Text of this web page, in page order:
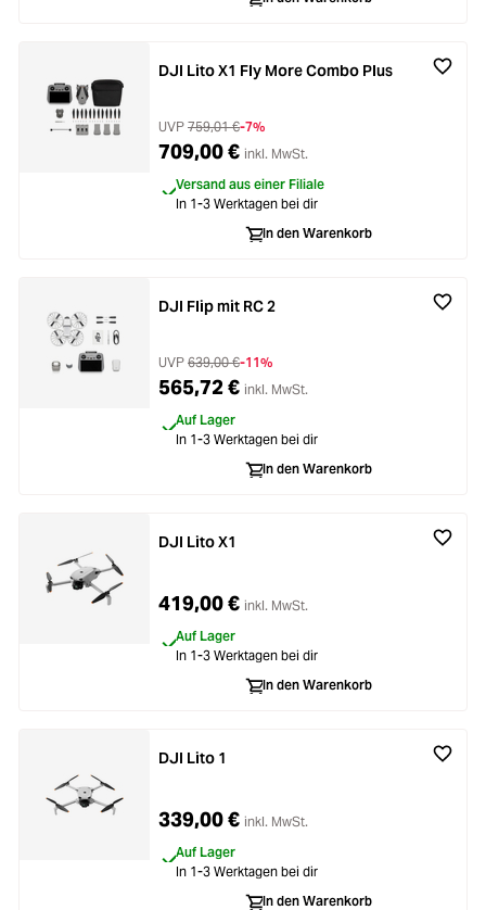
DJI Lito X1 Fly More Combo Plus
UVP 759,01 €-7%
709,00 € inkl. MwSt.
Versand aus einer Filiale
In 1-3 Werktagen bei dir
In den Warenkorb
DJI Flip mit RC 2
UVP 639,00 €-11%
565,72 € inkl. MwSt.
Auf Lager
In 1-3 Werktagen bei dir
In den Warenkorb
DJI Lito X1
419,00 € inkl. MwSt.
Auf Lager
In 1-3 Werktagen bei dir
In den Warenkorb
DJI Lito 1
339,00 € inkl. MwSt.
Auf Lager
In 1-3 Werktagen bei dir
In den Warenkorb